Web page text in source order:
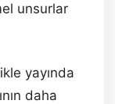
unsurlar
yayında
daha